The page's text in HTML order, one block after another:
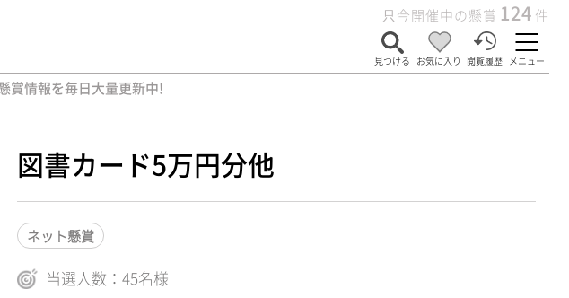
只今開催中の懸賞 124 件
見つける お気に入り 閲覧履歴 メニュー
賞情報を毎日大量更新中!
図書カード5万円分他
ネット懸賞
当選人数：45名様